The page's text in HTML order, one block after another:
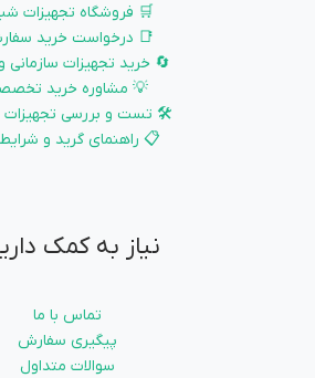
🛒 فروشگاه تجهیزات
📑 درخواست خرید
🔄 خرید تجهیزات سازمانی و
💡 مشاوره خرید
🛠️ تست و بررسی
📋 راهنمای گرید و شرایط
نیاز به کمک
تماس با ما
پیگیری سفارش
سوالات متداول